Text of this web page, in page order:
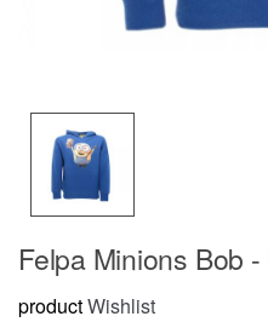
Felpa Minions Bob
productWishlist